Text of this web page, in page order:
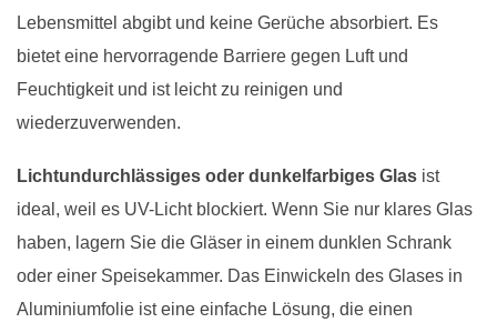
Lebensmittel abgibt und keine Gerüche absorbiert. Es
bietet eine hervorragende Barriere gegen Luft und
Feuchtigkeit und ist leicht zu reinigen und
wiederzuverwenden.
Lichtundurchlässiges oder dunkelfarbiges Glas ist
ideal, weil es UV-Licht blockiert. Wenn Sie nur klares Glas
haben, lagern Sie die Gläser in einem dunklen Schrank
oder einer Speisekammer. Das Einwickeln des Glases in
Aluminiumfolie ist eine einfache Lösung, die einen